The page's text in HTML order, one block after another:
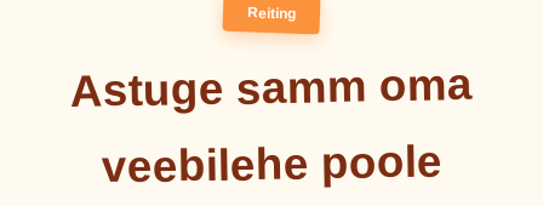
Reiting
Astuge samm oma
veebilehe poole